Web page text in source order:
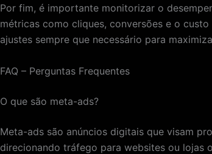
Por fim, é importante monitorizar o
métricas como cliques, conversões e o
ajustes sempre que necessário para
FAQ – Perguntas Frequentes
O que são meta-ads?
Meta-ads são anúncios digitais que visam
direcionando tráfego para websites ou lojas